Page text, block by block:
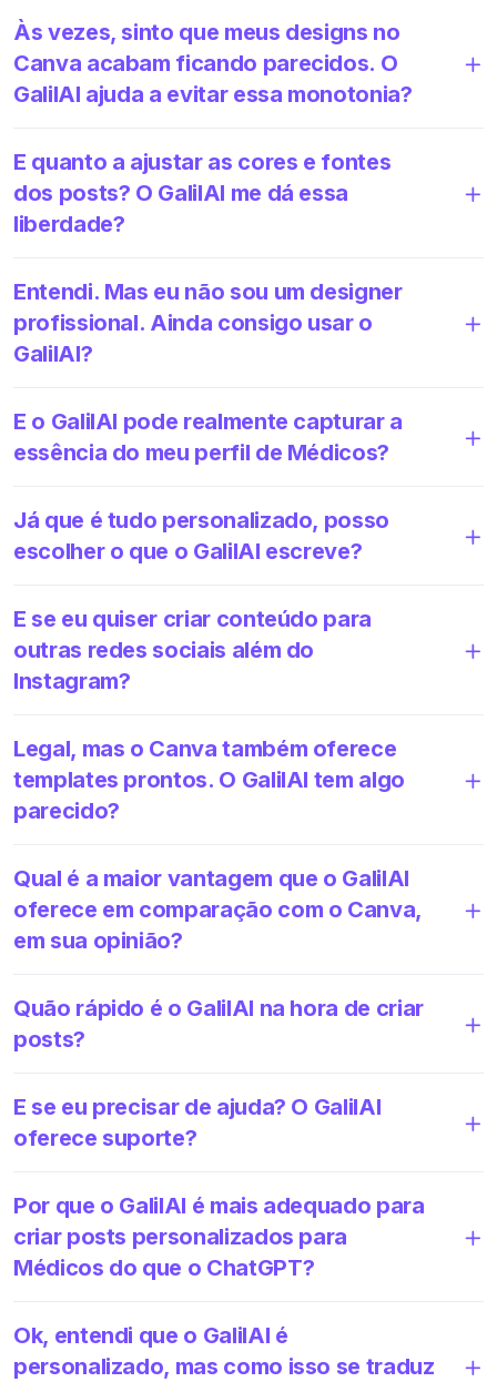
Às vezes, sinto que meus designs no
Canva acabam ficando parecidos. O
GalilAI ajuda a evitar essa monotonia?
E quanto a ajustar as cores e fontes
dos posts? O GalilAI me dá essa
liberdade?
Entendi. Mas eu não sou um designer
profissional. Ainda consigo usar o
GalilAI?
E o GalilAI pode realmente capturar a
essência do meu perfil de Médicos?
Já que é tudo personalizado, posso
escolher o que o GalilAI escreve?
E se eu quiser criar conteúdo para
outras redes sociais além do
Instagram?
Legal, mas o Canva também oferece
templates prontos. O GalilAI tem algo
parecido?
Qual é a maior vantagem que o GalilAI
oferece em comparação com o Canva,
em sua opinião?
Quão rápido é o GalilAI na hora de criar
posts?
E se eu precisar de ajuda? O GalilAI
oferece suporte?
Por que o GalilAI é mais adequado para
criar posts personalizados para
Médicos do que o ChatGPT?
Ok, entendi que o GalilAI é
personalizado, mas como isso se traduz